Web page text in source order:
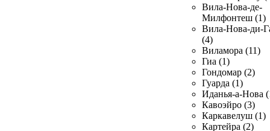
Вила-Нова-де-
Милфонтеш (1)
Вила-Нова-ди-
(4)
Виламора (11)
Гиа (1)
Гондомар (2)
Гуарда (1)
Иданья-а-Нова
Кавоэйро (3)
Каркавелуш (1)
Картейра (2)